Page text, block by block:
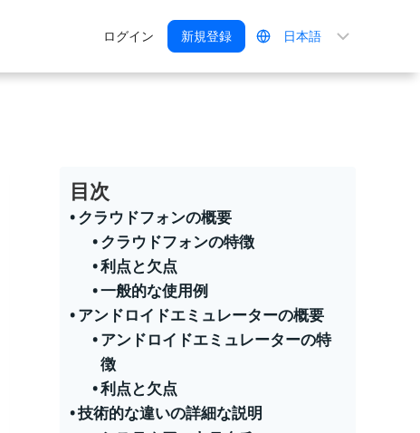
ログイン 新規登録
を
目次
クラウドフォンの概要
クラウドフォンの特徴
利点と欠点
一般的な使用例
アンドロイドエミュレーターの概要
アンドロイドエミュレーターの特
徴
利点と欠点
技術的な違いの詳細な説明